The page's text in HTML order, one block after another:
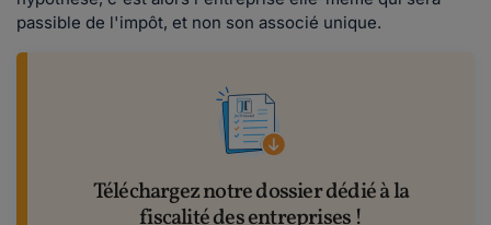
passible de l'impôt, et non son associé unique.
Téléchargez notre dossier dédié à la
fiscalité des entreprises !